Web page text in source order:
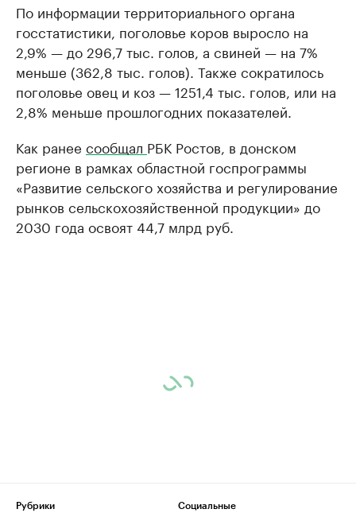
По информации территориального органа
госстатистики, поголовье коров выросло на
2,9% — до 296,7 тыс. голов, а свиней — на 7%
меньше (362,8 тыс. голов). Также сократилось
поголовье овец и коз — 1251,4 тыс. голов, или на
2,8% меньше прошлогодних показателей.
Как ранее сообщал РБК Ростов, в донском
регионе в рамках областной госпрограммы
«Развитие сельского хозяйства и регулирование
рынков сельскохозяйственной продукции» до
2030 года освоят 44,7 млрд руб.
Рубрики
Социальные